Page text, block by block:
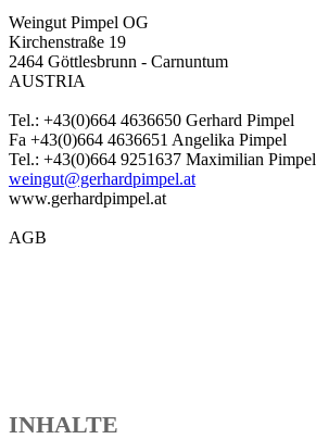
Weingut Pimpel OG
Kirchenstraße 19
2464 Göttlesbrunn - Carnuntum
AUSTRIA
Tel.: +43(0)664 4636650 Gerhard Pimpel
Fa +43(0)664 4636651 Angelika Pimpel
Tel.: +43(0)664 9251637 Maximilian Pimpel
weingut@gerhardpimpel.at
www.gerhardpimpel.at
AGB
INHALTE